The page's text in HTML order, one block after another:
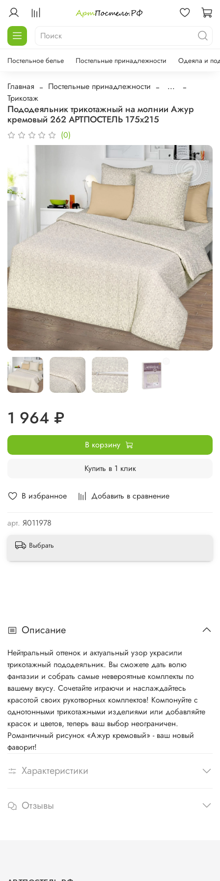
Постельное белье Постельные принадлежности Одеяла и
Главная Постельные принадлежности
...
Трикотаж
Пододеяльник трикотажный на молнии Ажур
кремовый 262 АРТПОСТЕЛЬ 175х215
(0)
В избранное Добавить в сравнение
арт. Я011978
1 964 ₽
В корзину
Купить в 1 клик
Выбрать
Описание
Нейтральный оттенок и актуальный узор украсили
трикотажный пододеяльник. Вы сможете дать волю
фантазии и собрать самые невероятные комплекты по
вашему вкусу. Сочетайте играючи и наслаждайтесь
красотой своих рукотворных комплектов! Компонуйте с
однотонными трикотажными изделиями или добавляйте
красок и цветов, теперь ваш выбор неограничен.
Романтичный рисунок «Ажур кремовый» - ваш новый
фаворит!
Характеристики
Отзывы